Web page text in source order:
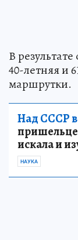
В
40-летняя и
маршрутки.
Над СССР
искала и
НАУКА